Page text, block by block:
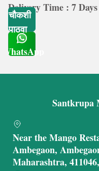
Delivery Time : 7 Days
चौकशी
पाठवा
WhatsApp
Santkrupa
Near the Mango
Ambegaon,
Maharashtra,